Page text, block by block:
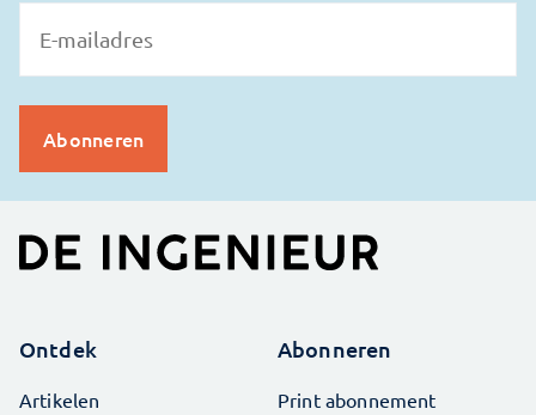
Ontdek
Artikelen
Abonneren
Print abonnement